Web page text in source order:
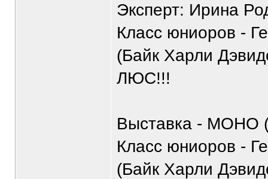
Эксперт: Ирина
Класс юниоров -
(Байк Харли
ЛЮС!!!
Выставка - МОНО
Класс юниоров -
(Байк Харли